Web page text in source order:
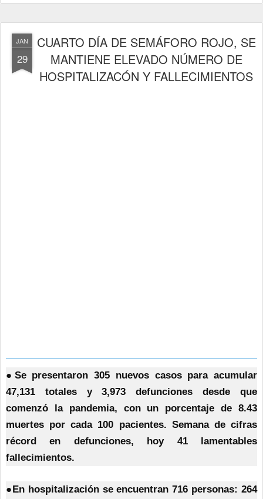
JAN
29
CUARTO DÍA DE SEMÁFORO ROJO, SE
MANTIENE ELEVADO NÚMERO DE
HOSPITALIZACÓN Y FALLECIMIENTOS
●Se presentaron 305 nuevos casos para acumular
47,131 totales y 3,973 defunciones desde que
comenzó la pandemia, con un porcentaje de 8.43
muertes por cada 100 pacientes. Semana de cifras
récord en defunciones, hoy 41 lamentables
fallecimientos.
●En hospitalización se encuentran 716 personas: 264